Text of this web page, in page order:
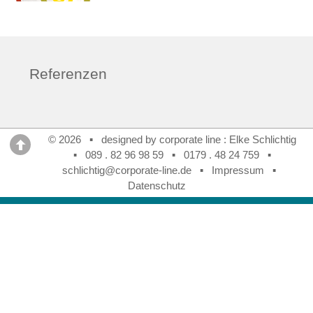
Referenzen
© 2026 ▪ designed by corporate line : Elke Schlichtig
▪ 089 . 82 96 98 59▪ 0179 . 48 24 759▪
schlichtig@corporate-line.de ▪ Impressum ▪
Datenschutz